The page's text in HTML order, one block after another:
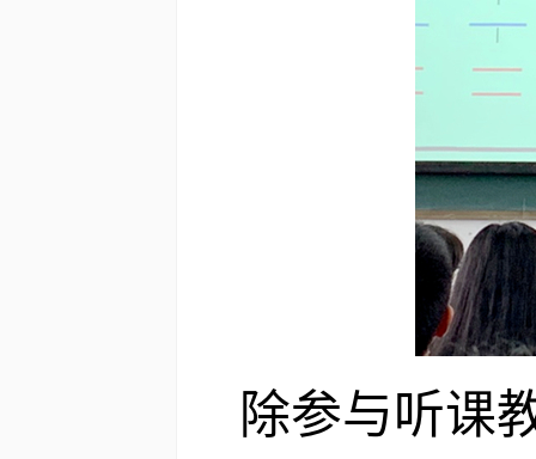
除参与听课